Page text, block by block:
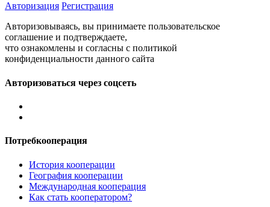
Авторизация Регистрация
Авторизовываясь, вы принимаете пользовательское
соглашение и подтверждаете,
что ознакомлены и согласны с политикой
конфиденциальности данного сайта
Авторизоваться через соцсеть
Потребкооперация
История кооперации
География кооперации
Международная кооперация
Как стать кооператором?